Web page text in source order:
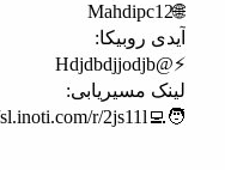
https://sl.inoti.com/r/